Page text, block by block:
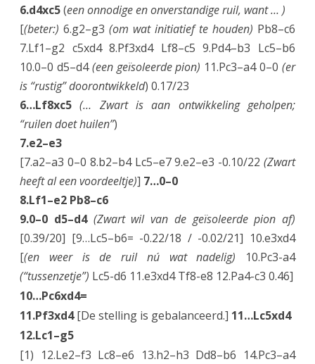
6.d4xc5(een onnodige en onverstandige ruil, want … )
[(beter:) 6.g2–g3 (om wat initiatief te houden) Pb8–c6
7.Lf1–g2 c5xd4 8.Pf3xd4 Lf8–c5 9.Pd4–b3 Lc5–b6
10.0–0 d5–d4(een geïsoleerde pion) 11.Pc3–a4 0–0(er
is “rustig” doorontwikkeld) 0.17/23
6…Lf8xc5 (… Zwart is aan ontwikkeling geholpen;
“ruilen doet huilen”)
7.e2–e3
[7.a2–a3 0–0 8.b2–b4 Lc5–e7 9.e2–e3 -0.10/22 (Zwart
heeft al een voordeeltje)] 7…0–0
8.Lf1–e2 Pb8–c6
9.0–0 d5–d4 (Zwart wil van de geïsoleerde pion af)
[0.39/20] [9…Lc5–b6= -0.22/18 / -0.02/21] 10.e3xd4
[(en weer is de ruil nú wat nadelig) 10.Pc3-a4
(“tussenzetje”) Lc5-d6 11.e3xd4 Tf8-e8 12.Pa4-c3 0.46]
10…Pc6xd4=
11.Pf3xd4[De stelling is gebalanceerd.] 11…Lc5xd4
12.Lc1–g5
[1) 12.Le2–f3 Lc8–e6 13.h2–h3 Dd8–b6 14.Pc3–a4